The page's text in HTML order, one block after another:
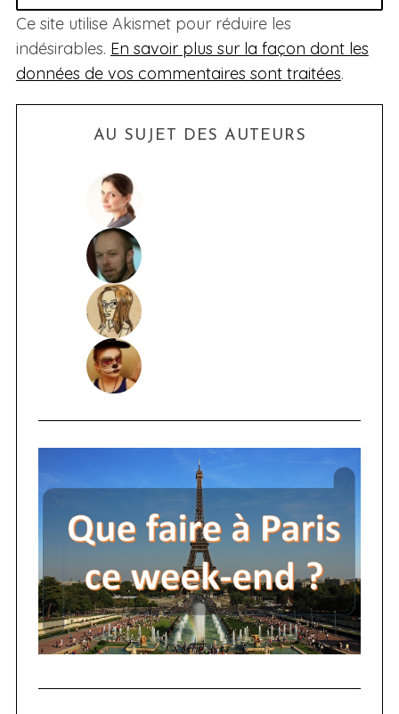
Ce site utilise Akismet pour réduire les
indésirables. En savoir plus sur la façon dont les
données de vos commentaires sont traitées.
AU SUJET DES AUTEURS